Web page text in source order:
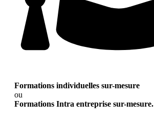
Formations individuelles sur-mesure
ou
Formations Intra entreprise sur-mesure.